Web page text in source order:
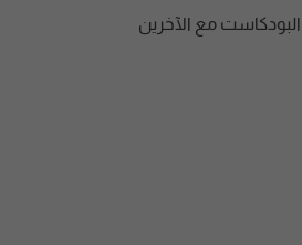
مع الآخرين